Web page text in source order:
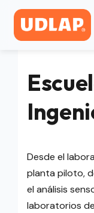
Desde el
planta piloto,
el análisis
laboratorios